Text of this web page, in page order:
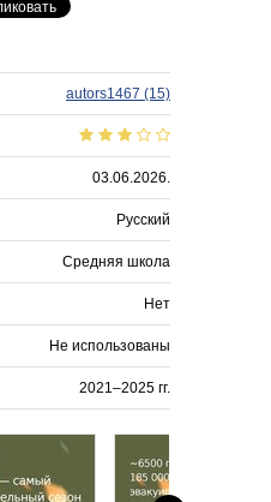
autors1467 (15)
03.06.2026.
Русский
Средняя школа
Нет
Не использованы
2021–2025 гг.